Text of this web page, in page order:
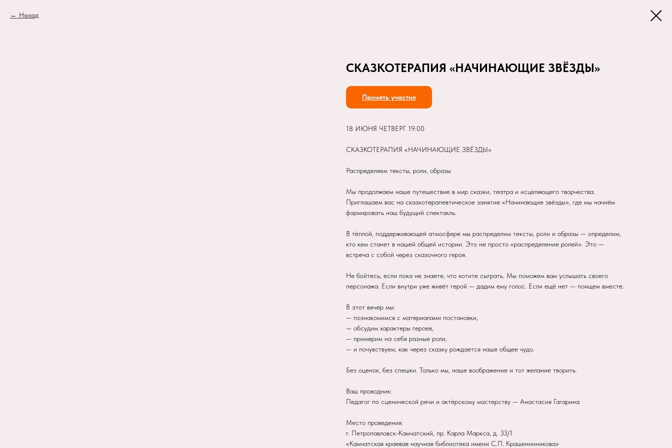
Назад
СКАЗКОТЕРАПИЯ «НАЧИНАЮЩИЕ ЗВЁЗДЫ»
Принять участие
18 ИЮНЯ ЧЕТВЕРГ 19:00
СКАЗКОТЕРАПИЯ «НАЧИНАЮЩИЕ ЗВЁЗДЫ»
Распределяем тексты, роли, образы
Мы продолжаем наше путешествие в мир сказки, театра и исцеляющего творчества.
Приглашаем вас на сказкотерапевтическое занятие «Начинающие звёзды», где мы начнём
формировать наш будущий спектакль.
В тёплой, поддерживающей атмосфере мы распределим тексты, роли и образы — определим,
кто кем станет в нашей общей истории. Это не просто «распределение ролей». Это —
встреча с собой через сказочного героя.
Не бойтесь, если пока не знаете, что хотите сыграть. Мы поможем вам услышать своего
персонажа. Если внутри уже живёт герой — дадим ему голос. Если ещё нет — поищем вместе.
В этот вечер мы:
— познакомимся с материалами постановки,
— обсудим характеры героев,
— примерим на себя разные роли,
— и почувствуем, как через сказку рождается наше общее чудо.
Без оценок, без спешки. Только мы, наше воображение и тот желание творить.
Ваш проводник:
Педагог по сценической речи и актёрскому мастерству — Анастасия Гагарина
Место проведения:
г. Петропавловск-Камчатский, пр. Карла Маркса, д. 33/1
«Камчатская краевая научная библиотека имени С.П. Крашенинникова»